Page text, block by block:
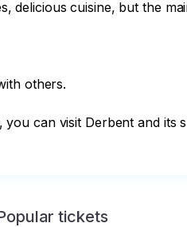
delicious cuisine, but the
others.
can visit Derbent and its
tickets